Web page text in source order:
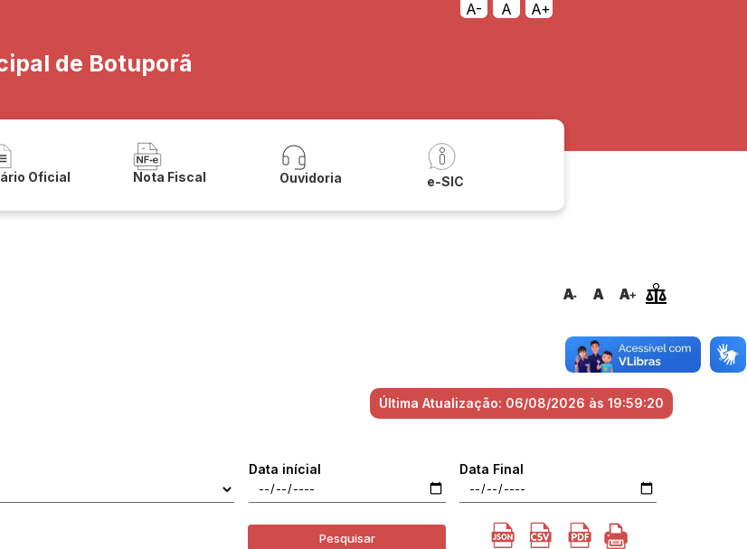
A- A
A+
de Botuporã
Oficial Nota Fiscal Ouvidoria e-SIC
Última Atualização: 06/08/2026 às 19:59:20
Data inícial Data Final
Pesquisar